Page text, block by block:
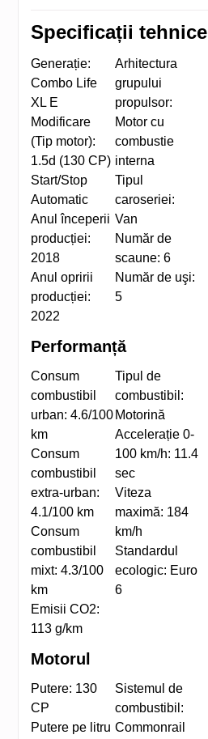
Specificații tehnice
Generație:
Combo Life
XL E
Modificare
(Tip motor):
1.5d (130 CP)
Start/Stop
Automatic
Anul începerii
producției:
2018
Anul opririi
producției:
2022
Arhitectura
grupului
propulsor:
Motor cu
combustie
interna
Tipul
caroseriei:
Van
Număr de
scaune:6
Număr de uşi:
5
Performanță
Consum
combustibil
urban:4.6/100
km
Consum
combustibil
extra-urban:
4.1/100 km
Consum
combustibil
mixt:4.3/100
km
Emisii CO2:
113 g/km
Tipul de
combustibil:
Motorină
Accelerație 0-
100 km/h: 11.4
sec
Viteza
maximă: 184
km/h
Standardul
ecologic: Euro
6
Motorul
Putere: 130
CP
Putere pe litru
Sistemul de
combustibil:
Commonrail